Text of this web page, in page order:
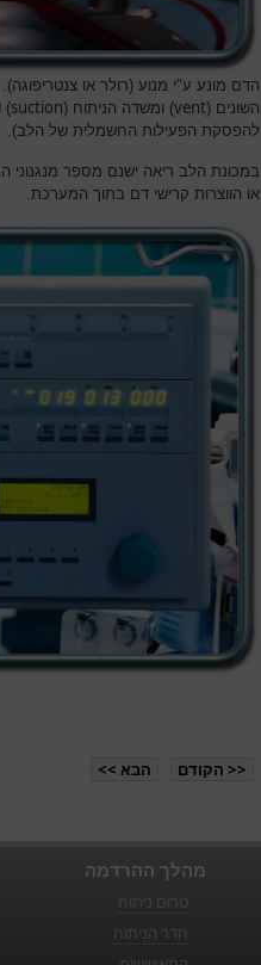
הדם מונע ע"י מנוע (רולר או
השונים (vent) ומשדה הניתוח (suction
)
להפסקת הפעילות החשמלית של הלב).
במכונת הלב ריאה ישנם מספר מנגנוני
או הווצרות קרישי דם בתוך המערכת.
<< הקודם הבא >>
מהלך ההרדמה
חדר הניתוח